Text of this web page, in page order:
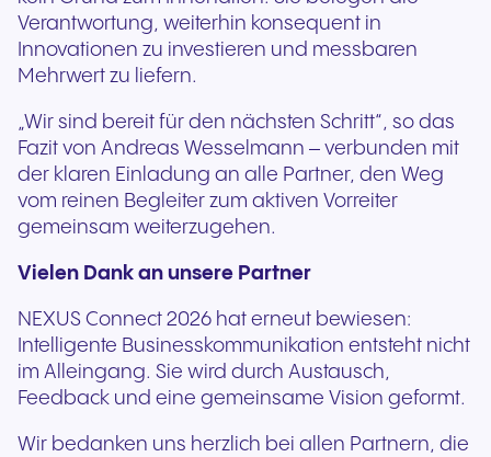
Verantwortung, weiterhin konsequent in
Innovationen zu investieren und messbaren
Mehrwert zu liefern.
„Wir sind bereit für den nächsten Schritt“, so das
Fazit von Andreas Wesselmann – verbunden mit
der klaren Einladung an alle Partner, den Weg
vom reinen Begleiter zum aktiven Vorreiter
gemeinsam weiterzugehen.
Vielen Dank an unsere Partner
NEXUS Connect 2026 hat erneut bewiesen:
Intelligente Businesskommunikation entsteht nicht
im Alleingang. Sie wird durch Austausch,
Feedback und eine gemeinsame Vision geformt.
Wir bedanken uns herzlich bei allen Partnern, die